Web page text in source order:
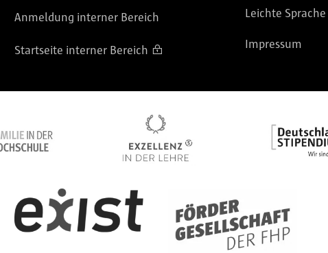
Anmeldung interner Bereich
Startseite interner Bereich
Leichte Sprache
Impressum